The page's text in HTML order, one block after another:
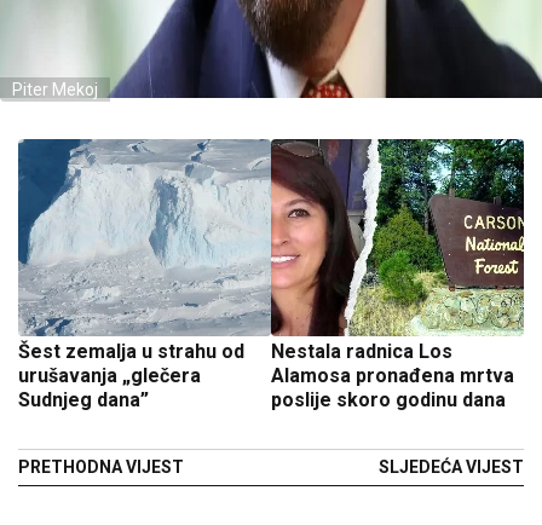
Piter Mekoj
Šest zemalja u strahu od
urušavanja „glečera
Sudnjeg dana”
PRETHODNA VIJEST
Nestala radnica Los
Alamosa pronađena mrtva
poslije skoro godinu dana
SLJEDEĆA VIJEST